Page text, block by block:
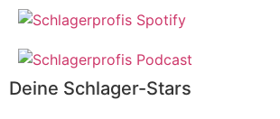
Deine Schlager-Stars